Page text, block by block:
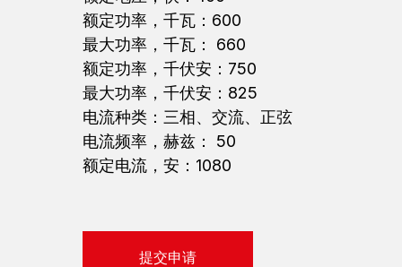
额定功率，千瓦：600
最大功率，千瓦： 660
额定功率，千伏安：750
最大功率，千伏安：825
电流种类：三相、交流、正弦
电流频率，赫兹： 50
额定电流，安：1080
提交申请